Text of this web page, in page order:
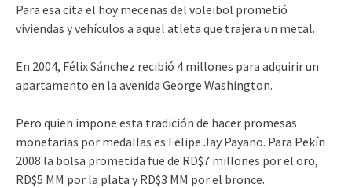
Para esa cita el hoy mecenas del voleibol prometió
viviendas y vehículos a aquel atleta que trajera un metal.
En 2004, Félix Sánchez recibió 4 millones para adquirir un
apartamento en la avenida George Washington.
Pero quien impone esta tradición de hacer promesas
monetarias por medallas es Felipe Jay Payano. Para Pekín
2008 la bolsa prometida fue de RD$7 millones por el oro,
RD$5 MM por la plata y RD$3 MM por el bronce.